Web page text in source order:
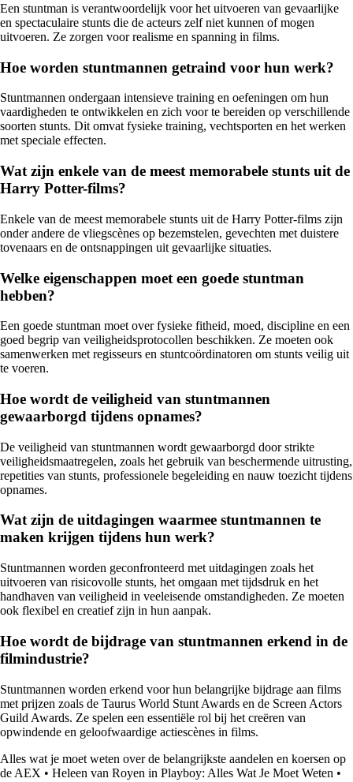
Een stuntman is verantwoordelijk voor het uitvoeren van gevaarlijke
en spectaculaire stunts die de acteurs zelf niet kunnen of mogen
uitvoeren. Ze zorgen voor realisme en spanning in films.
Hoe worden stuntmannen getraind voor hun werk?
Stuntmannen ondergaan intensieve training en oefeningen om hun
vaardigheden te ontwikkelen en zich voor te bereiden op verschillende
soorten stunts. Dit omvat fysieke training, vechtsporten en het werken
met speciale effecten.
Wat zijn enkele van de meest memorabele stunts uit de
Harry Potter-films?
Enkele van de meest memorabele stunts uit de Harry Potter-films zijn
onder andere de vliegscènes op bezemstelen, gevechten met duistere
tovenaars en de ontsnappingen uit gevaarlijke situaties.
Welke eigenschappen moet een goede stuntman
hebben?
Een goede stuntman moet over fysieke fitheid, moed, discipline en een
goed begrip van veiligheidsprotocollen beschikken. Ze moeten ook
samenwerken met regisseurs en stuntcoördinatoren om stunts veilig uit
te voeren.
Hoe wordt de veiligheid van stuntmannen
gewaarborgd tijdens opnames?
De veiligheid van stuntmannen wordt gewaarborgd door strikte
veiligheidsmaatregelen, zoals het gebruik van beschermende uitrusting,
repetities van stunts, professionele begeleiding en nauw toezicht tijdens
opnames.
Wat zijn de uitdagingen waarmee stuntmannen te
maken krijgen tijdens hun werk?
Stuntmannen worden geconfronteerd met uitdagingen zoals het
uitvoeren van risicovolle stunts, het omgaan met tijdsdruk en het
handhaven van veiligheid in veeleisende omstandigheden. Ze moeten
ook flexibel en creatief zijn in hun aanpak.
Hoe wordt de bijdrage van stuntmannen erkend in de
filmindustrie?
Stuntmannen worden erkend voor hun belangrijke bijdrage aan films
met prijzen zoals de Taurus World Stunt Awards en de Screen Actors
Guild Awards. Ze spelen een essentiële rol bij het creëren van
opwindende en geloofwaardige actiescènes in films.
Alles wat je moet weten over de belangrijkste aandelen en koersen op
de AEX • Heleen van Royen in Playboy: Alles Wat Je Moet Weten •